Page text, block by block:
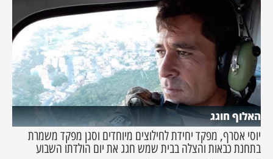
האלוף חוגג
יוסי אסרף, מפקד יחידת לחילוצים מיוחדים וסגן מפקד משמרת
בתחנת כבאות והצלה בבית שמש חגג את יום הולדתו השבוע